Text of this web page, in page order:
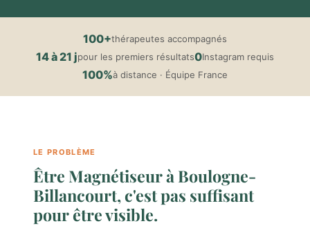
100+thérapeutes accompagnés
14 à 21 jpour les premiers résultats0Instagram requis
100%à distance · Équipe France
LE PROBLÈME
Être Magnétiseur à Boulogne-
Billancourt, c'est pas suffisant
pour être visible.